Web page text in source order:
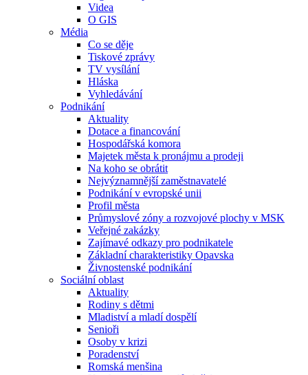
Videa
O GIS
Média
Co se děje
Tiskové zprávy
TV vysílání
Hláska
Vyhledávání
Podnikání
Aktuality
Dotace a financování
Hospodářská komora
Majetek města k pronájmu a prodeji
Na koho se obrátit
Nejvýznamnější zaměstnavatelé
Podnikání v evropské unii
Profil města
Průmyslové zóny a rozvojové plochy v MSK
Veřejné zakázky
Zajímavé odkazy pro podnikatele
Základní charakteristiky Opavska
Živnostenské podnikání
Sociální oblast
Aktuality
Rodiny s dětmi
Mladiství a mladí dospělí
Senioři
Osoby v krizi
Poradenství
Romská menšina